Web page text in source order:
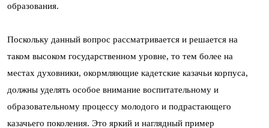
образования.
Поскольку данный вопрос рассматривается и решается на
таком высоком государственном уровне, то тем более на
местах духовники, окормляющие кадетские казачьи корпуса,
должны уделять особое внимание воспитательному и
образовательному процессу молодого и подрастающего
казачьего поколения. Это яркий и наглядный пример